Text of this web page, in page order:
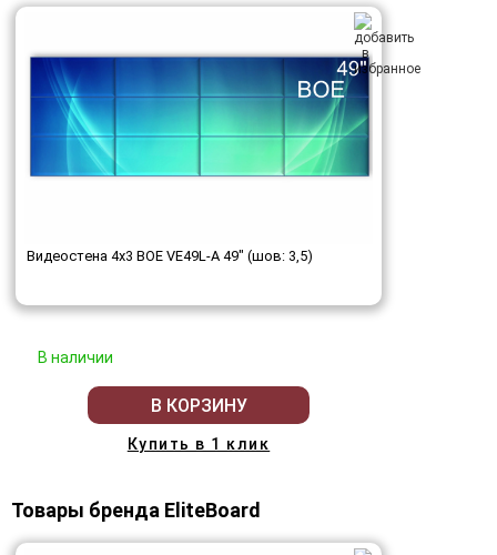
Видеостена 4x3 BOE VE49L-A 49" (шов: 3,5)
В наличии
В КОРЗИНУ
Купить в 1 клик
Товары бренда EliteBoard